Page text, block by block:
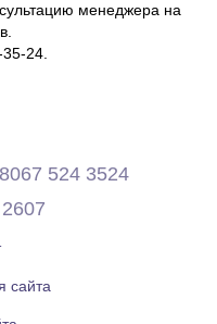
менеджера на
24.
524 3524
сайта